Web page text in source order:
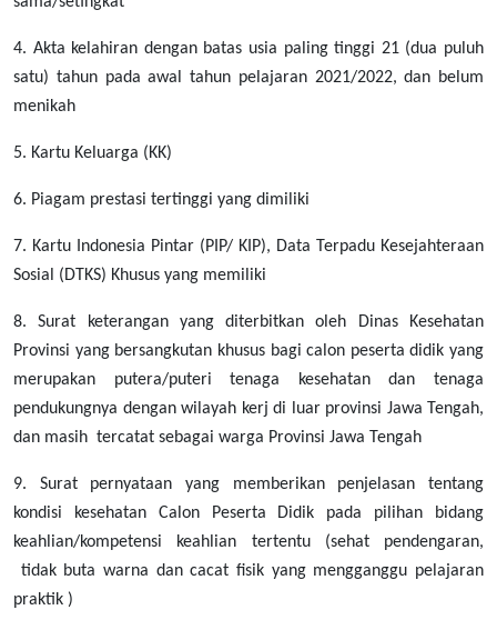
4. Akta kelahiran dengan batas usia paling tinggi 21 (dua puluh
satu) tahun pada awal tahun pelajaran 2021/2022, dan belum
menikah
5. Kartu Keluarga (KK)
6. Piagam prestasi tertinggi yang dimiliki
7. Kartu Indonesia Pintar (PIP/ KIP), Data Terpadu Kesejahteraan
Sosial (DTKS) Khusus yang memiliki
8. Surat keterangan yang diterbitkan oleh Dinas Kesehatan
Provinsi yang bersangkutan khusus bagi calon peserta didik yang
merupakan putera/puteri tenaga kesehatan dan tenaga
pendukungnya dengan wilayah kerj di luar provinsi Jawa Tengah,
dan masih tercatat sebagai warga Provinsi Jawa Tengah
9. Surat pernyataan yang memberikan penjelasan tentang
kondisi kesehatan Calon Peserta Didik pada pilihan bidang
keahlian/kompetensi keahlian tertentu (sehat pendengaran,
tidak buta warna dan cacat fisik yang mengganggu pelajaran
praktik )